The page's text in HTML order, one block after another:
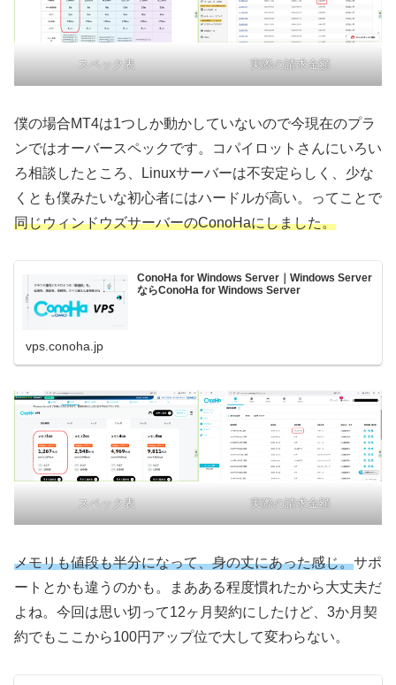
スペック表 実際の請求金額
僕の場合MT4は1つしか動かしていないので今現在のプラ
ンではオーバースペックです。コパイロットさんにいろい
ろ相談したところ、Linuxサーバーは不安定らしく、少な
くとも僕みたいな初心者にはハードルが高い。ってことで
同じウィンドウズサーバーのConoHaにしました。
ConoHa for Windows Server｜Windows Server
ならConoHa for Windows Server
vps.conoha.jp
スペック表 実際の請求金額
メモリも値段も半分になって、身の丈にあった感じ。サポ
ートとかも違うのかも。まあある程度慣れたから大丈夫だ
よね。今回は思い切って12ヶ月契約にしたけど、3か月契
約でもここから100円アップ位で大して変わらない。